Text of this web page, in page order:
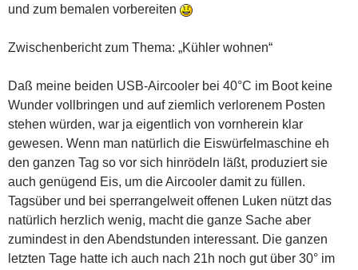
und zum bemalen vorbereiten
Zwischenbericht zum Thema: „Kühler wohnen“
Daß meine beiden USB-Aircooler bei 40°C im Boot keine
Wunder vollbringen und auf ziemlich verlorenem Posten
stehen würden, war ja eigentlich von vornherein klar
gewesen. Wenn man natürlich die Eiswürfelmaschine eh
den ganzen Tag so vor sich hinrödeln läßt, produziert sie
auch genügend Eis, um die Aircooler damit zu füllen.
Tagsüber und bei sperrangelweit offenen Luken nützt das
natürlich herzlich wenig, macht die ganze Sache aber
zumindest in den Abendstunden interessant. Die ganzen
letzten Tage hatte ich auch nach 21h noch gut über 30° im